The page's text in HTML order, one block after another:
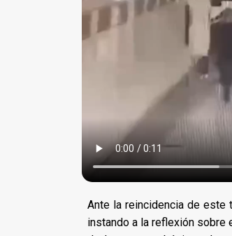
Ante la reincidencia de este
instando a la reflexión